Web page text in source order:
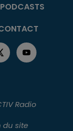
PODCASTS
Radio
du site